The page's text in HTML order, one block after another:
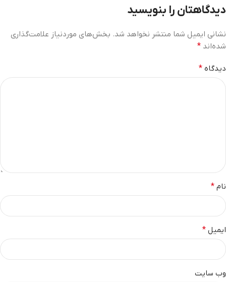
دیدگاهتان را بنویسید
نشانی ایمیل شما منتشر نخواهد شد. بخش‌های موردنیاز علامت‌گذاری
شده‌اند *
دیدگاه *
نام *
ایمیل *
وب‌ سایت